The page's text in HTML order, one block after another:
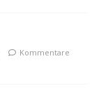
Kommentare